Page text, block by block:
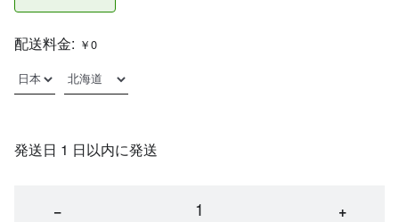
配送料金: ￥0
発送日 1 日以内に発送
− +